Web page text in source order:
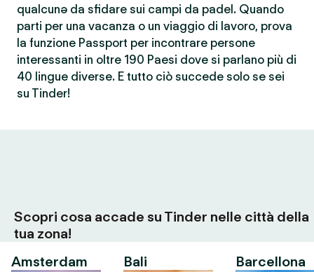
qualcunə da sfidare sui campi da padel. Quando
parti per una vacanza o un viaggio di lavoro, prova
la funzione Passport per incontrare persone
interessanti in oltre 190 Paesi dove si parlano più di
40 lingue diverse. E tutto ciò succede solo se sei
su Tinder!
Scopri cosa accade su Tinder nelle città della
tua zona!
Amsterdam
Bali Barcellona